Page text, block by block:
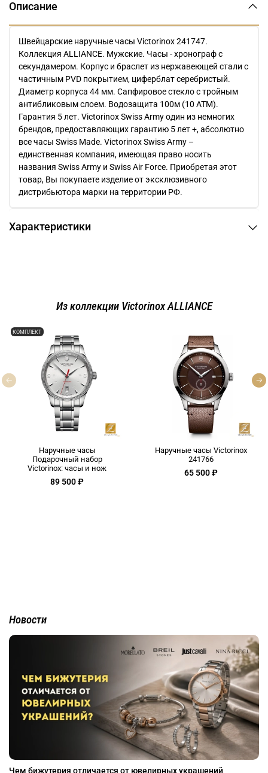
Описание
Швейцарские наручные часы Victorinox 241747.
Коллекция ALLIANCE. Мужские. Часы - хронограф с
секундамером. Корпус и браслет из нержавеющей стали с
частичным PVD покрытием, циферблат серебристый.
Диаметр корпуса 44 мм. Сапфировое стекло с тройным
антибликовым слоем. Водозащита 100м (10 АТМ).
Гарантия 5 лет. Victorinox Swiss Army один из немногих
брендов, предоставляющих гарантию 5 лет +, абсолютно
все часы Swiss Made. Victorinox Swiss Army –
единственная компания, имеющая право носить
названия Swiss Army и Swiss Air Force. Приобретая этот
товар, Вы покупаете изделие от эксклюзивного
дистрибьютора марки на территории РФ.
Характеристики
Из коллекции Victorinox ALLIANCE
КОМПЛЕКТ
Наручные часы
Подарочный набор
Victorinox: часы и нож
89 500 ₽
Наручные часы Victorinox
241766
65 500 ₽
Новости
Чем бижутерия отличается от ювелирных украшений